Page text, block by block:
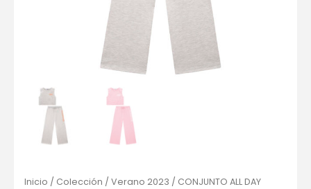
Inicio / Colección / Verano 2023 / CONJUNTO ALL DAY